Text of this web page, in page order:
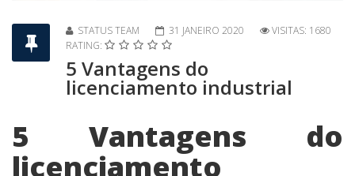
STATUS TEAM 31 JANEIRO 2020
VISITAS: 1680
RATING:
5 Vantagens do
licenciamento industrial
5 Vantagens do
licenciamento